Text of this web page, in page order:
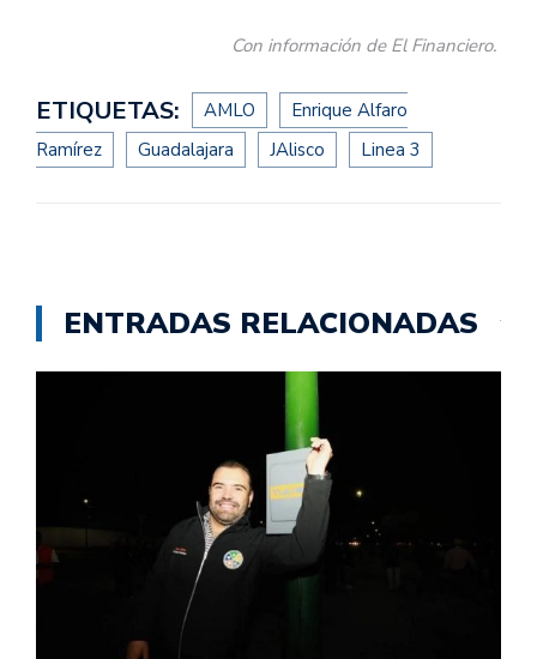
Con información de El Financiero.
ETIQUETAS: AMLO
Enrique Alfaro
Ramírez
Guadalajara JAlisco Linea 3
ENTRADAS RELACIONADAS